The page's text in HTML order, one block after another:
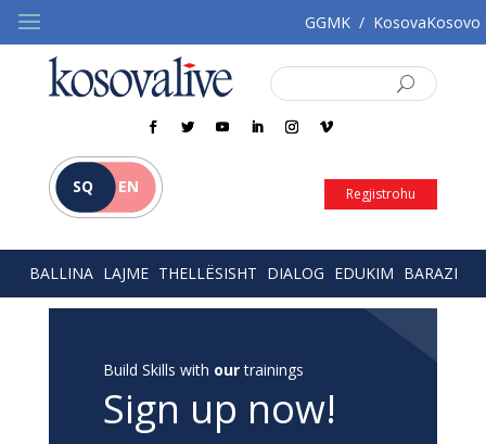
GGMK / KosovaKosovo
SQ EN Regjistrohu
BALLINA LAJME THELLËSISHT DIALOG EDUKIM BARAZI
Build Skills with ourtrainings
Sign up now!